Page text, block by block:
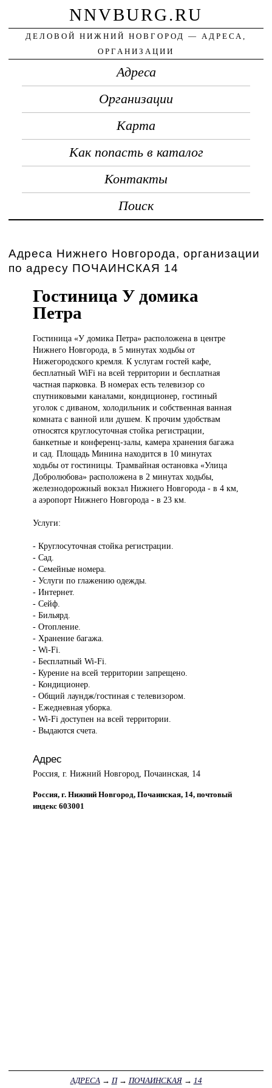
NNVBURG.RU
ДЕЛОВОЙ НИЖНИЙ НОВГОРОД — АДРЕСА,
ОРГАНИЗАЦИИ
Адреса
Организации
Карта
Как попасть в каталог
Контакты
Поиск
Адреса Нижнего Новгорода, организации
по адресу ПОЧАИНСКАЯ 14
Гостиница У домика
Петра
Гостиница «Удомика Петра» расположена в центре
Нижнего Новгорода, в 5 минутах ходьбы от
Нижегородского кремля. К услугам гостей кафе,
бесплатный WiFi на всей территории и бесплатная
частная парковка. В номерах есть телевизор со
спутниковыми каналами, кондиционер, гостиный
уголок с диваном, холодильник и собственная ванная
комната с ванной или душем. К прочим удобствам
относятся круглосуточная стойка регистрации,
банкетные и конференц-залы, камера хранения багажа
и сад. Площадь Минина находится в 10 минутах
ходьбы от гостиницы. Трамвайная остановка «Улица
Добролюбова» расположена в 2 минутах ходьбы,
железнодорожный вокзал Нижнего Новгорода - в 4 км,
а аэропорт Нижнего Новгорода - в 23 км.
Услуги:
- Круглосуточная стойка регистрации.
- Сад.
- Семейные номера.
- Услуги по глажению одежды.
- Интернет.
- Сейф.
- Бильярд.
- Отопление.
- Хранение багажа.
- Wi-Fi.
- Бесплатный Wi-Fi.
- Курение на всей территории запрещено.
- Кондиционер.
- Общий лаундж/гостиная с телевизором.
- Ежедневная уборка.
- Wi-Fi доступен на всей территории.
- Выдаются счета.
Адрес
Россия, г. Нижний Новгород, Почаинская, 14
Россия, г. Нижний Новгород, Почаинская, 14, почтовый
индекс 603001
АДРЕСА→ П→ ПОЧАИНСКАЯ→ 14